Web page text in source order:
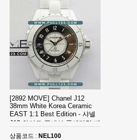
[2892 MOVE] Chanel J12
38mm White Korea Ceramic
EAST 1:1 Best Edition - 샤넬
J12 화이트 국내산 풀세라믹 베
스트 에디션
상품코드 : NEL100